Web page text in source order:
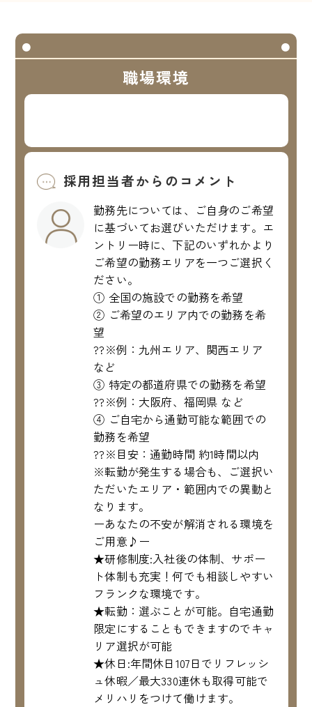
職場環境
採用担当者からのコメント
勤務先については、ご自身のご希望
に基づいてお選びいただけます。エ
ントリー時に、下記のいずれかより
ご希望の勤務エリアを一つご選択く
ださい。
① 全国の施設での勤務を希望
② ご希望のエリア内での勤務を希
望
??※例：九州エリア、関西エリア
など
③ 特定の都道府県での勤務を希望
??※例：大阪府、福岡県 など
④ ご自宅から通勤可能な範囲での
勤務を希望
??※目安：通勤時間 約1時間以内
※転勤が発生する場合も、ご選択い
ただいたエリア・範囲内での異動と
なります。
ーあなたの不安が解消される環境を
ご用意♪ー
★研修制度:入社後の体制、サポー
ト体制も充実！何でも相談しやすい
フランクな環境です。
★転勤：選ぶことが可能。自宅通勤
限定にすることもできますのでキャ
リア選択が可能
★休日:年間休日107日でリフレッシ
ュ休暇／最大330連休も取得可能で
メリハリをつけて働けます。